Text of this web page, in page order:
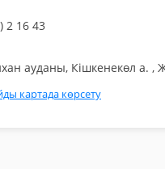
2 16 43
ауданы, Кішкенекөл а. ,
картада көрсету